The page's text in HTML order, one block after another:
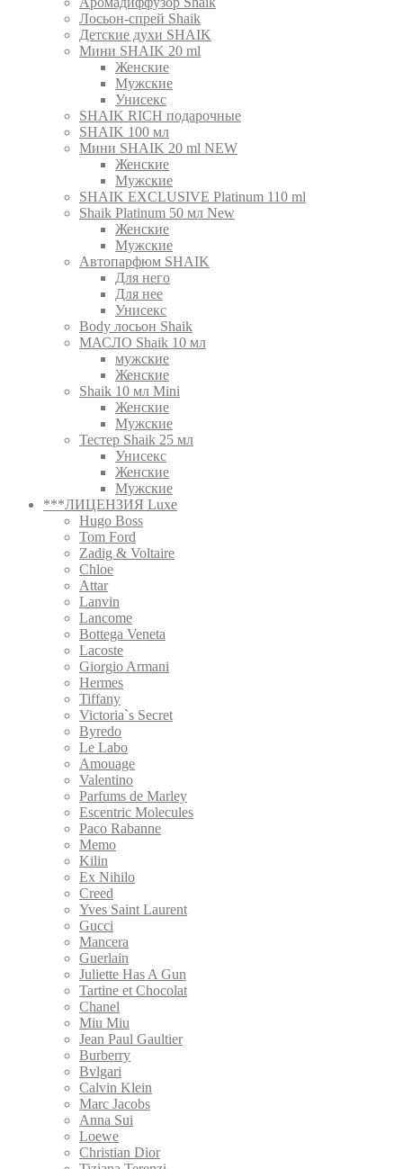
Лосьон-спрей Shaik
Детские духи SHAIK
Мини SHAIK 20 ml
Женские
Мужские
Унисекс
SHAIK RICH подарочные
SHAIK 100 мл
Мини SHAIK 20 ml NEW
Женские
Мужские
SHAIK EXCLUSIVE Platinum 110 ml
Shaik Platinum 50 мл New
Женские
Мужские
Автопарфюм SHAIK
Для него
Для нее
Унисекс
Body лосьон Shaik
МАСЛО Shaik 10 мл
мужские
Женские
Shaik 10 мл Mini
Женские
Мужские
Тестер Shaik 25 мл
Унисекс
Женские
Мужские
***ЛИЦЕНЗИЯ Luxe
Hugo Boss
Tom Ford
Zadig & Voltaire
Chloe
Attar
Lanvin
Lancome
Bottega Veneta
Lacoste
Giorgio Armani
Hermes
Tiffany
Victoria`s Secret
Byredo
Le Labo
Amouage
Valentino
Parfums de Marley
Escentric Molecules
Paco Rabanne
Memo
Kilin
Ex Nihilo
Creed
Yves Saint Laurent
Gucci
Mancera
Guerlain
Juliette Has A Gun
Tartine et Chocolat
Chanel
Miu Miu
Jean Paul Gaultier
Burberry
Bvlgari
Calvin Klein
Marс Jacobs
Anna Sui
Loewe
Christian Dior